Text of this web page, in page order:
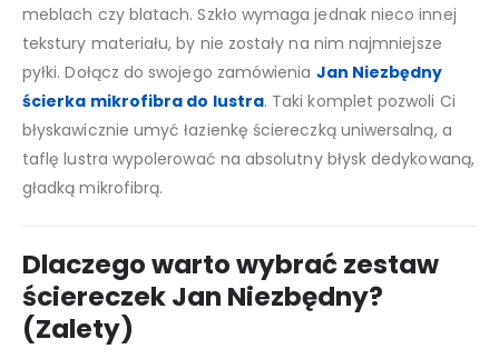
meblach czy blatach. Szkło wymaga jednak nieco innej
tekstury materiału, by nie zostały na nim najmniejsze
pyłki. Dołącz do swojego zamówienia Jan Niezbędny
ścierka mikrofibra do lustra. Taki komplet pozwoli Ci
błyskawicznie umyć łazienkę ściereczką uniwersalną, a
taflę lustra wypolerować na absolutny błysk dedykowaną,
gładką mikrofibrą.
Dlaczego warto wybrać zestaw
ściereczek Jan Niezbędny?
(Zalety)